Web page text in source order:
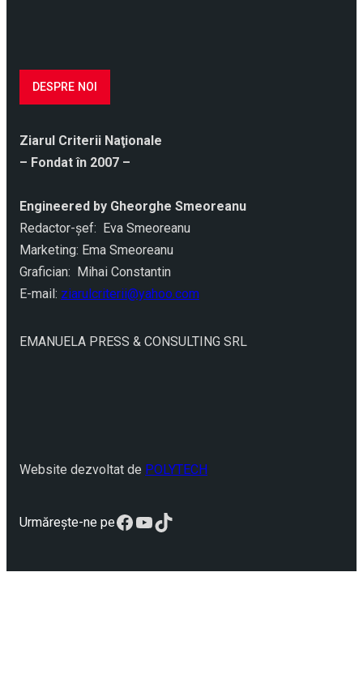
DESPRE NOI
Ziarul Criterii Naţionale
– Fondat în 2007 –
Engineered by Gheorghe Smeoreanu
Redactor-şef: Eva Smeoreanu
Marketing: Ema Smeoreanu
Grafician: Mihai Constantin
E-mail: ziarulcriterii@yahoo.com
EMANUELA PRESS & CONSULTING SRL
Website dezvoltat de POLYTECH
Urmărește-ne peFacebook
YouTube
TikTok